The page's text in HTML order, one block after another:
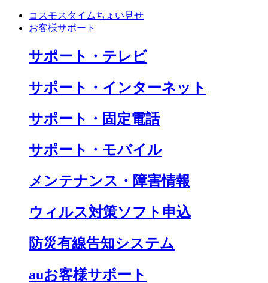
コスモスタイムちょい見せ
お客様サポート
サポート・テレビ
サポート・インターネット
サポート・固定電話
サポート・モバイル
メンテナンス・障害情報
ウィルス対策ソフト申込
防災有線告知システム
auお客様サポート